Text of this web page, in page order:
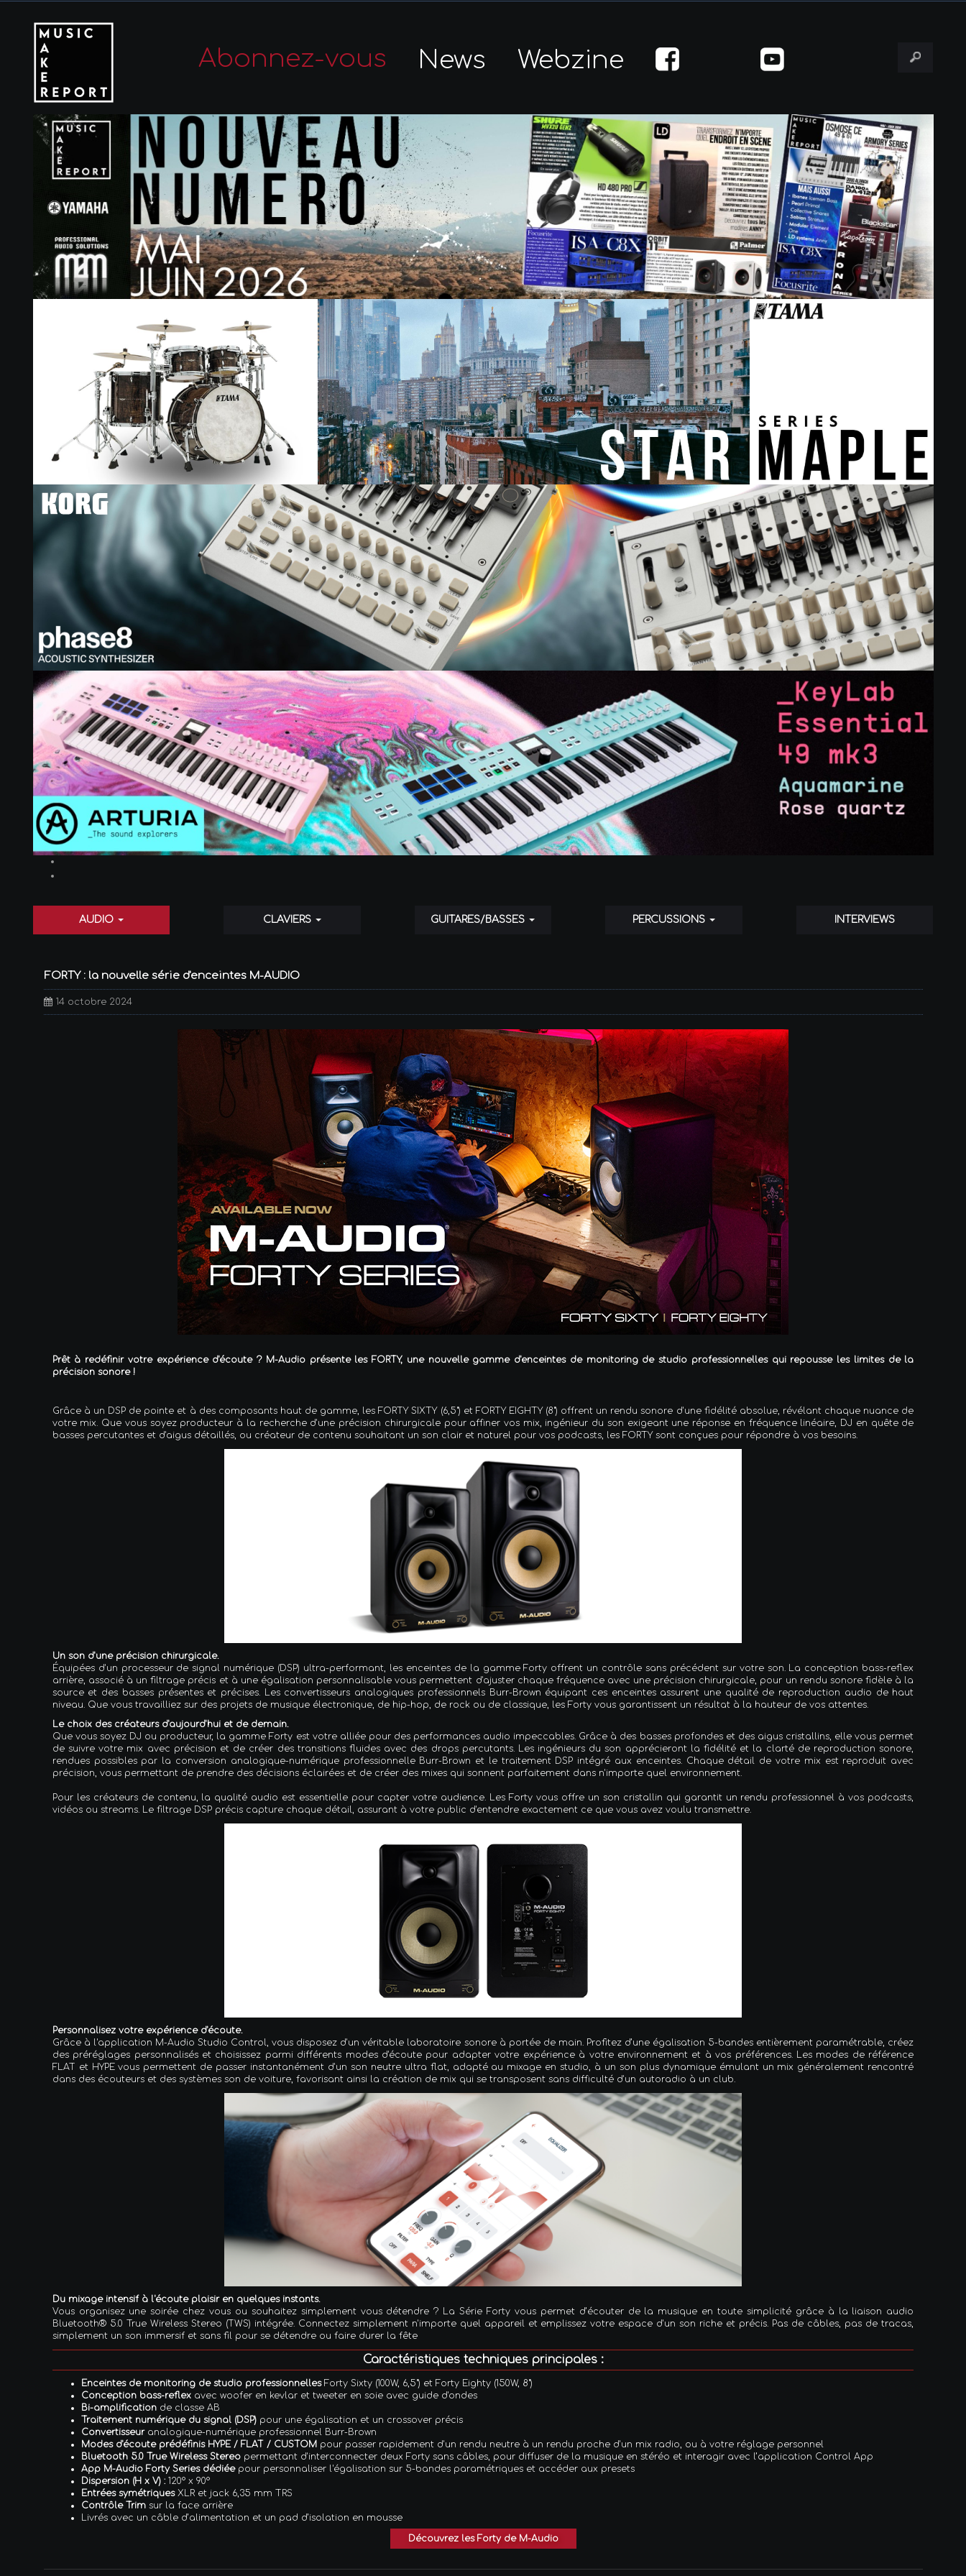
Abonnez-vous News Webzine
AUDIO CLAVIERS GUITARES/BASSES PERCUSSIONS INTERVIEWS
FORTY : la nouvelle série d'enceintes M-AUDIO
14 octobre 2024
Prêt à redéfinir votre expérience d'écoute ? M-Audio présente les FORTY, une nouvelle gamme d'enceintes de monitoring de studio professionnelles qui repousse les limites de la
précision sonore !
Grâce à un DSP de pointe et à des composants haut de gamme, les FORTY SIXTY (6,5") et FORTY EIGHTY (8") offrent un rendu sonore d'une fidélité absolue, révélant chaque nuance de
votre mix. Que vous soyez producteur à la recherche d'une précision chirurgicale pour affiner vos mix, ingénieur du son exigeant une réponse en fréquence linéaire, DJ en quête de
basses percutantes et d'aigus détaillés, ou créateur de contenu souhaitant un son clair et naturel pour vos podcasts, les FORTY sont conçues pour répondre à vos besoins.
Un son d'une précision chirurgicale.
Équipées d'un processeur de signal numérique (DSP) ultra-performant, les enceintes de la gamme Forty offrent un contrôle sans précédent sur votre son. La conception bass-reflex
arrière, associé à un filtrage précis et à une égalisation personnalisable vous permettent d'ajuster chaque fréquence avec une précision chirurgicale, pour un rendu sonore fidèle à la
source et des basses présentes et précises. Les convertisseurs analogiques professionnels Burr-Brown équipant ces enceintes assurent une qualité de reproduction audio de haut
niveau. Que vous travailliez sur des projets de musique électronique, de hip-hop, de rock ou de classique, les Forty vous garantissent un résultat à la hauteur de vos attentes.
Le choix des créateurs d'aujourd'hui et de demain.
Que vous soyez DJ ou producteur, la gamme Forty est votre alliée pour des performances audio impeccables. Grâce à des basses profondes et des aigus cristallins, elle vous permet
de suivre votre mix avec précision et de créer des transitions fluides avec des drops percutants. Les ingénieurs du son apprécieront la fidélité et la clarté de reproduction sonore,
rendues possibles par la conversion analogique-numérique professionnelle Burr-Brown et le traitement DSP intégré aux enceintes. Chaque détail de votre mix est reproduit avec
précision, vous permettant de prendre des décisions éclairées et de créer des mixes qui sonnent parfaitement dans n'importe quel environnement.
Pour les créateurs de contenu, la qualité audio est essentielle pour capter votre audience. Les Forty vous offre un son cristallin qui garantit un rendu professionnel à vos podcasts,
vidéos ou streams. Le filtrage DSP précis capture chaque détail, assurant à votre public d'entendre exactement ce que vous avez voulu transmettre.
Personnalisez votre expérience d'écoute.
Grâce à l'application M-Audio Studio Control, vous disposez d'un véritable laboratoire sonore à portée de main. Profitez d’une égalisation 5-bandes entièrement paramétrable, créez
des préréglages personnalisés et choisissez parmi différents modes d'écoute pour adapter votre expérience à votre environnement et à vos préférences. Les modes de référence
FLAT et HYPE vous permettent de passer instantanément d'un son neutre ultra flat, adapté au mixage en studio, à un son plus dynamique émulant un mix généralement rencontré
dans des écouteurs et des systèmes son de voiture, favorisant ainsi la création de mix qui se transposent sans difficulté d'un autoradio à un club.
Du mixage intensif à l'écoute plaisir en quelques instants.
Vous organisez une soirée chez vous ou souhaitez simplement vous détendre ? La Série Forty vous permet d’écouter de la musique en toute simplicité grâce à la liaison audio
Bluetooth® 5.0 True Wireless Stereo (TWS) intégrée. Connectez simplement n'importe quel appareil et emplissez votre espace d'un son riche et précis. Pas de câbles, pas de tracas,
simplement un son immersif et sans fil pour se détendre ou faire durer la fête
Caractéristiques techniques principales :
Enceintes de monitoring de studio professionnellesForty Sixty (100W, 6,5") et Forty Eighty (150W, 8")
Conception bass-reflexavec woofer en kevlar et tweeter en soie avec guide d'ondes
Bi-amplification de classe AB
Traitement numérique du signal (DSP) pour une égalisation et un crossover précis
Convertisseur analogique-numérique professionnel Burr-Brown
Modes d'écoute prédéfinis HYPE / FLAT / CUSTOMpour passer rapidement d'un rendu neutre à un rendu proche d'un mix radio, ou à votre réglage personnel
Bluetooth 5.0 True Wireless Stereo permettant d'interconnecter deux Forty sans câbles, pour diffuser de la musique en stéréo et interagir avec l’application Control App
App M-Audio Forty Series dédiée pour personnaliser l'égalisation sur 5-bandes paramétriques et accéder aux presets
Dispersion (H x V) :120° x 90°
Entrées symétriques XLR et jack 6,35 mm TRS
Contrôle Trimsur la face arrière
Livrés avec un câble d’alimentation et un pad d’isolation en mousse
Découvrez les Forty de M-Audio